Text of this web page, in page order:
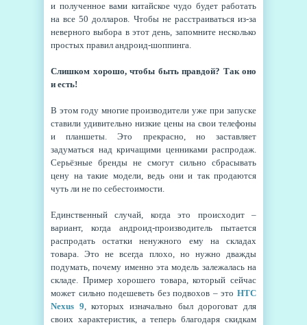
и полученное вами китайское чудо будет работать
на все 50 долларов. Чтобы не расстраиваться из-за
неверного выбора в этот день, запомните несколько
простых правил андроид-шоппинга.
Слишком хорошо, чтобы быть правдой? Так оно
и есть!
В этом году многие производители уже при запуске
ставили удивительно низкие цены на свои телефоны
и планшеты. Это прекрасно, но заставляет
задуматься над кричащими ценниками распродаж.
Серьёзные бренды не смогут сильно сбрасывать
цену на такие модели, ведь они и так продаются
чуть ли не по себестоимости.
Единственный случай, когда это происходит –
вариант, когда андроид-производитель пытается
распродать остатки ненужного ему на складах
товара. Это не всегда плохо, но нужно дважды
подумать, почему именно эта модель залежалась на
складе. Пример хорошего товара, который сейчас
может сильно подешеветь без подвохов – это HTC
Nexus 9, которых изначально был дороговат для
своих характеристик, а теперь благодаря скидкам